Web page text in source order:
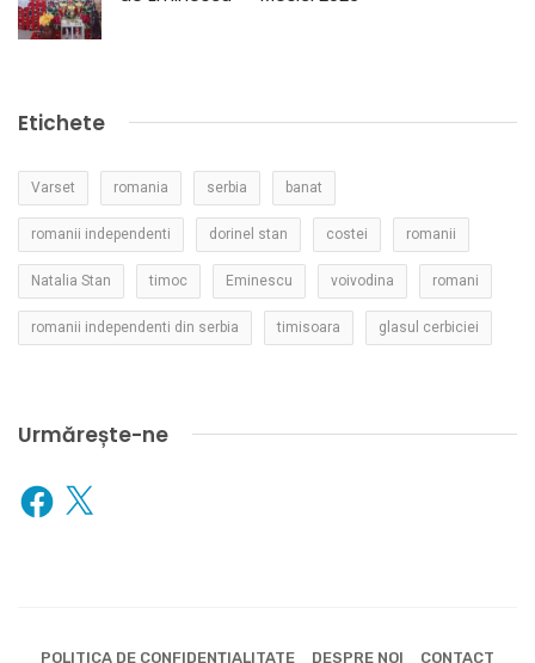
Etichete
Varset romania serbia banat
romanii independenti dorinel stan costei romanii
Natalia Stan timoc Eminescu voivodina romani
romanii independenti din serbia timisoara glasul cerbiciei
Urmărește-ne
Facebook
X
POLITICA DE CONFIDENȚIALITATE DESPRE NOI CONTACT